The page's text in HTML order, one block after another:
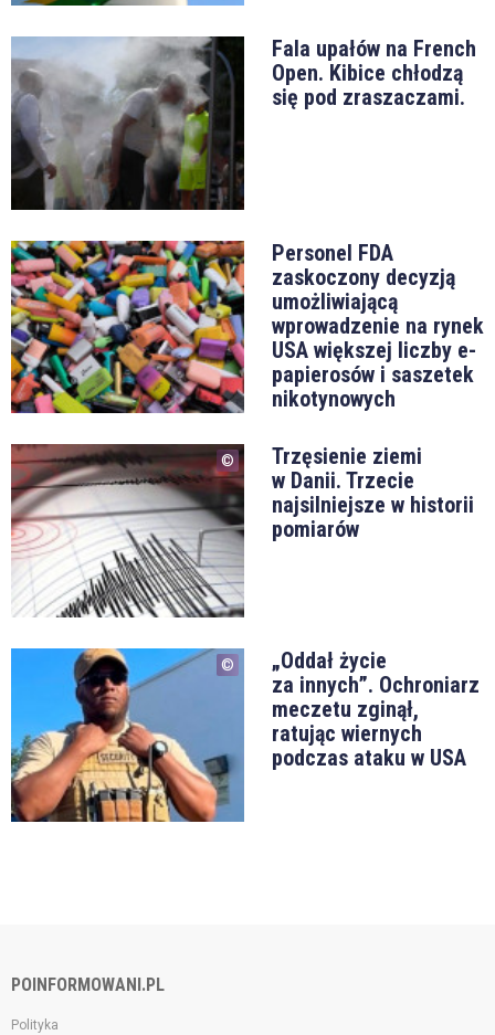
Fala upałów na French
Open. Kibice chłodzą
się pod zraszaczami.
Personel FDA
zaskoczony decyzją
umożliwiającą
wprowadzenie na rynek
USA większej liczby e-
papierosów i saszetek
nikotynowych
Trzęsienie ziemi
w Danii. Trzecie
najsilniejsze w historii
pomiarów
„Oddał życie
za innych”. Ochroniarz
meczetu zginął,
ratując wiernych
podczas ataku w USA
POINFORMOWANI.PL
Polityka